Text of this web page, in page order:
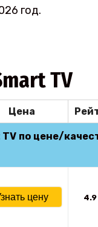
год.
TV
Цена
TV по цене/
цену 4.9